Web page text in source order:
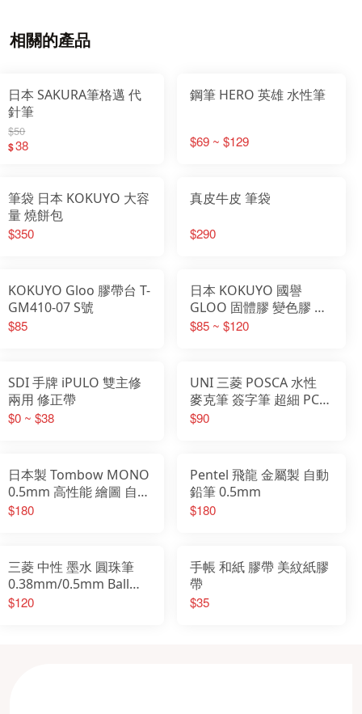
相關的產品
日本 SAKURA筆格邁 代
針筆
$50
$38
鋼筆 HERO 英雄 水性筆
$69 ~ $129
筆袋 日本 KOKUYO 大容
量 燒餅包
$350
真皮牛皮 筆袋
$290
KOKUYO Gloo 膠帶台 T-
GM410-07 S號
$85
日本 KOKUYO 國譽
GLOO 固體膠 變色膠 直
角膠
$85 ~ $120
SDI 手牌 iPULO 雙主修
兩用 修正帶
$0 ~ $38
UNI 三菱 POSCA 水性
麥克筆 簽字筆 超細 PC-
3M 級細PC-1M
$90
日本製 Tombow MONO
0.5mm 高性能 繪圖 自動
鉛筆 DPA-162A
$180
Pentel 飛龍 金屬製 自動
鉛筆 0.5mm
$180
三菱 中性 墨水 圓珠筆
0.38mm/0.5mm Ball
Uniball One
$120
手帳 和紙 膠帶 美紋紙膠
帶
$35